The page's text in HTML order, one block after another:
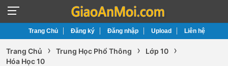
Trang Chủ Đăng ký Đăng nhập Upload Liên hệ
Trang Chủ › Trung Học Phổ Thông › Lớp 10 ›
Hóa Học 10